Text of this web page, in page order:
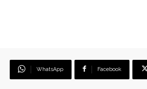
WhatsApp Facebook